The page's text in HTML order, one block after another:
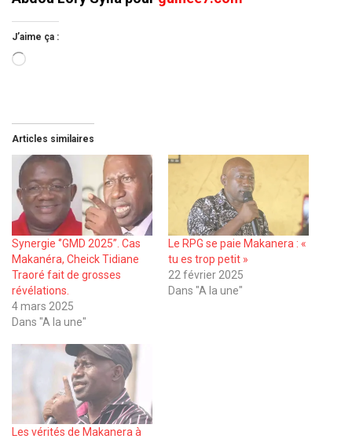
J’aime ça :
Chargement…
Articles similaires
Synergie ‘’GMD 2025’’. Cas
Makanéra, Cheick Tidiane
Traoré fait de grosses
révélations.
4 mars 2025
Dans "A la une"
Le RPG se paie Makanera : «
tu es trop petit »
22 février 2025
Dans "A la une"
Les vérités de Makanera à